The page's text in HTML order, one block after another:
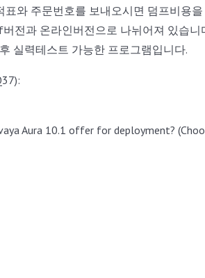
와 주문번호를 보내오시면 덤프비용
전과 온라인버전으로 나뉘어져 있습
실력테스트 가능한 프로그램입니다.
Aura 10.1 offer for deployment?